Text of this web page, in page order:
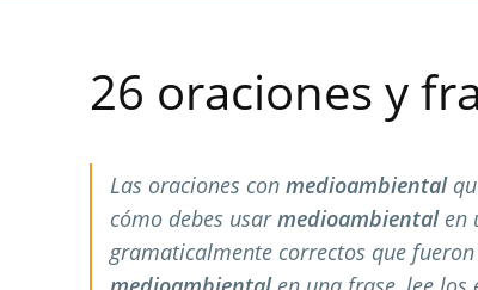
26 oraciones y
Las oraciones con medioambiental
cómo debes usarmedioambientalen
gramaticalmente correctos que